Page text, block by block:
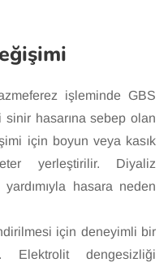
işleminde GBS
sinir hasarına sebep olan
için boyun veya kasık
yerleştirilir. Diyaliz
hasara neden
için deneyimli bir
Elektrolit dengesizliği